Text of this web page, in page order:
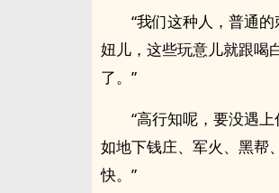
“我们这种人，普通
妞儿，这些玩意儿就跟喝
了。”
“高行知呢，要没遇
如地下钱庄、军火、黑帮
快。”